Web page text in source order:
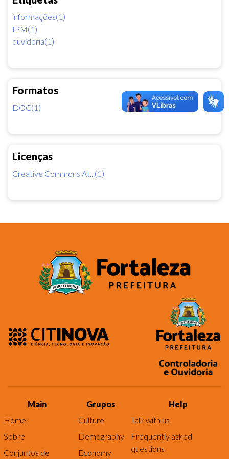
informações(1)
IPM(1)
ouvidoria(1)
Formatos
DOC(1)
Licenças
Creative Commons At...(1)
Main
Home
Sobre
Conjuntos de
Grupos
Culture
Demography
Economy
Help
Talk with us
Frequently asked
questions